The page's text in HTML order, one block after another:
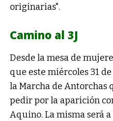
originarias".
Camino al 3J
Desde la mesa de
que este miércoles 31
la Marcha de Antorchas
pedir por la aparición
Aquino. La misma será a